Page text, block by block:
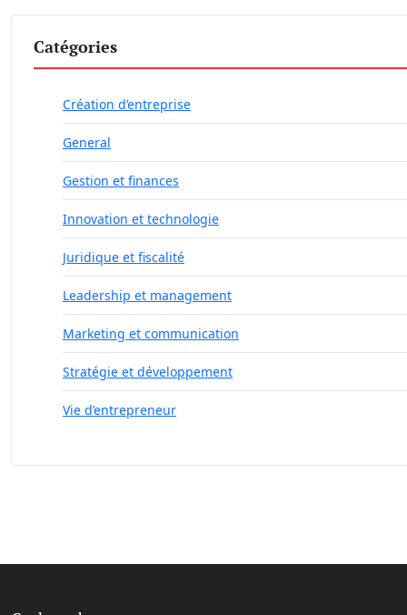
Catégories
Création d’entreprise
General
Gestion et finances
Innovation et technologie
Juridique et fiscalité
Leadership et management
Marketing et communication
Stratégie et développement
Vie d’entrepreneur